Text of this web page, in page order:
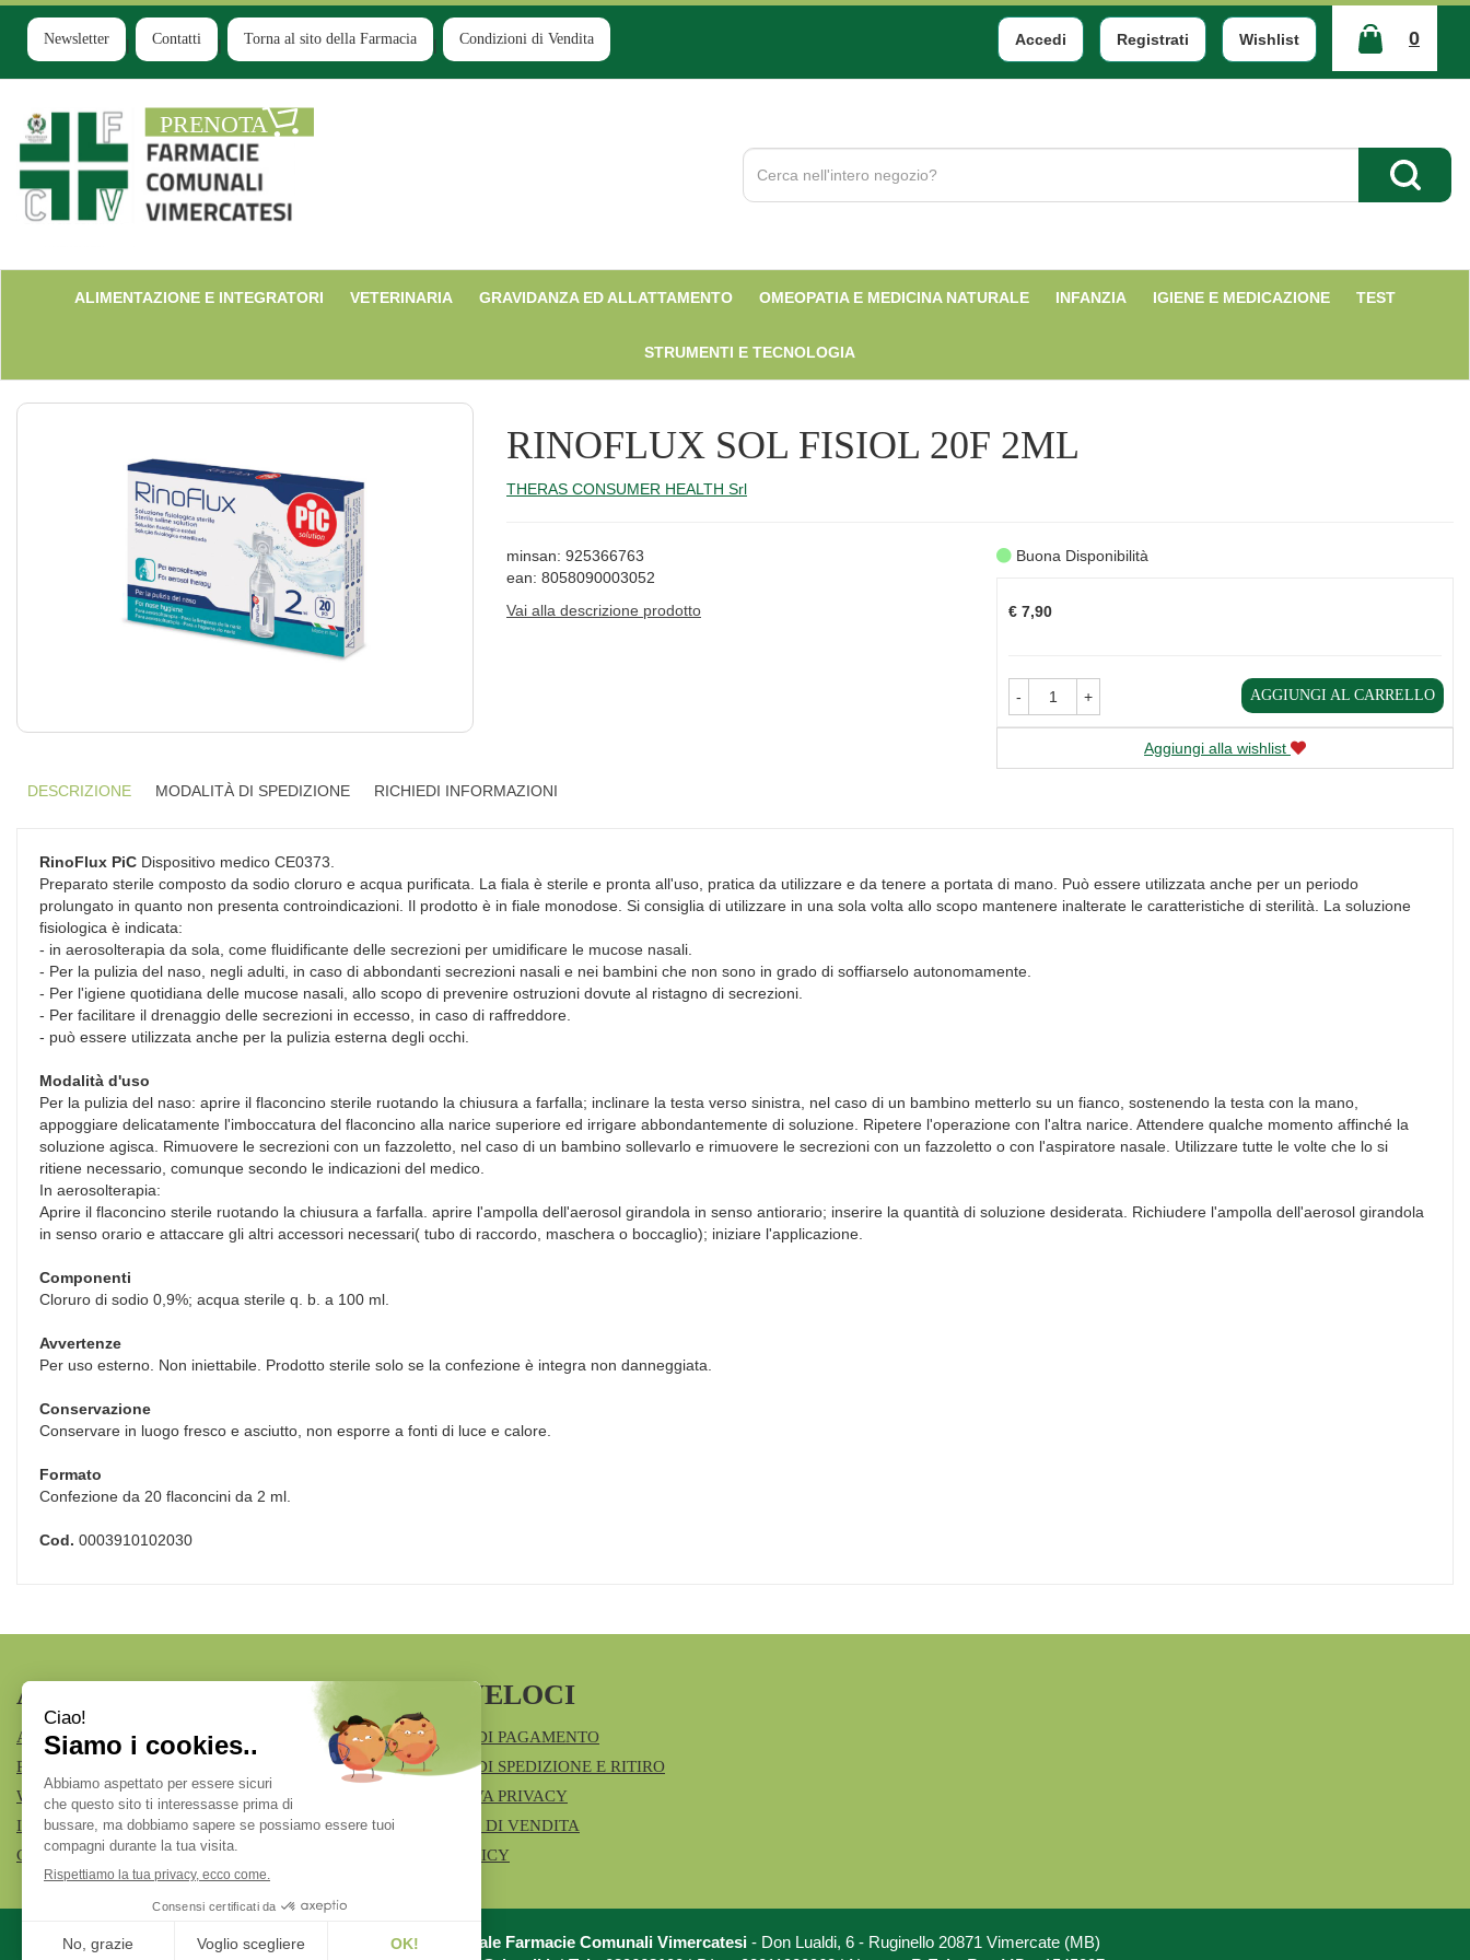
Passa
contenuto
principale
Newsletter Contatti Torna al sito della Farmacia Condizioni di Vendita Accedi Registrati Wishlist 0
ARTICOLI
INSERITI
Farmacia
Comunale
Cerca
Prodotto
Cerca
ALIMENTAZIONE E INTEGRATORI VETERINARIA GRAVIDANZA ED ALLATTAMENTO OMEOPATIA E MEDICINA NATURALE INFANZIA IGIENE E MEDICAZIONE TEST
STRUMENTI E TECNOLOGIA
RINOFLUX SOL FISIOL 20F 2ML
THERAS CONSUMER HEALTH Srl
minsan: 925366763
ean: 8058090003052
Vai alla descrizione prodotto
Buona Disponibilità
€ 7,90
- + AGGIUNGI AL CARRELLO
Aggiungi alla wishlist
DESCRIZIONE MODALITÀ DI SPEDIZIONE RICHIEDI INFORMAZIONI
RinoFlux PiC Dispositivo medico CE0373.
Preparato sterile composto da sodio cloruro e acqua purificata. La fiala è sterile e pronta all'uso, pratica da utilizzare e da tenere a portata di mano. Può essere utilizzata anche per un periodo
prolungato in quanto non presenta controindicazioni. Il prodotto è in fiale monodose. Si consiglia di utilizzare in una sola volta allo scopo mantenere inalterate le caratteristiche di sterilità. La soluzione
fisiologica è indicata:
- in aerosolterapia da sola, come fluidificante delle secrezioni per umidificare le mucose nasali.
- Per la pulizia del naso, negli adulti, in caso di abbondanti secrezioni nasali e nei bambini che non sono in grado di soffiarselo autonomamente.
- Per l'igiene quotidiana delle mucose nasali, allo scopo di prevenire ostruzioni dovute al ristagno di secrezioni.
- Per facilitare il drenaggio delle secrezioni in eccesso, in caso di raffreddore.
- può essere utilizzata anche per la pulizia esterna degli occhi.
Modalità d'uso
Per la pulizia del naso: aprire il flaconcino sterile ruotando la chiusura a farfalla; inclinare la testa verso sinistra, nel caso di un bambino metterlo su un fianco, sostenendo la testa con la mano,
appoggiare delicatamente l'imboccatura del flaconcino alla narice superiore ed irrigare abbondantemente di soluzione. Ripetere l'operazione con l'altra narice. Attendere qualche momento affinché la
soluzione agisca. Rimuovere le secrezioni con un fazzoletto, nel caso di un bambino sollevarlo e rimuovere le secrezioni con un fazzoletto o con l'aspiratore nasale. Utilizzare tutte le volte che lo si
ritiene necessario, comunque secondo le indicazioni del medico.
In aerosolterapia:
Aprire il flaconcino sterile ruotando la chiusura a farfalla. aprire l'ampolla dell'aerosol girandola in senso antiorario; inserire la quantità di soluzione desiderata. Richiudere l'ampolla dell'aerosol girandola
in senso orario e attaccare gli altri accessori necessari( tubo di raccordo, maschera o boccaglio); iniziare l'applicazione.
Componenti
Cloruro di sodio 0,9%; acqua sterile q. b. a 100 ml.
Avvertenze
Per uso esterno. Non iniettabile. Prodotto sterile solo se la confezione è integra non danneggiata.
Conservazione
Conservare in luogo fresco e asciutto, non esporre a fonti di luce e calore.
Formato
Confezione da 20 flaconcini da 2 ml.
Cod. 0003910102030
AREA UTENTE
ACCEDI
REGISTRATI
WISHLIST
ISCRIZIONE ALLA NEWSLETTER
CONTATTI
LINK VELOCI
MODALITÀ DI PAGAMENTO
MODALITÀ DI SPEDIZIONE E RITIRO
INFORMATIVA PRIVACY
CONDIZIONI DI VENDITA
COOKIE POLICY
Azienda Speciale Farmacie Comunali Vimercatesi - Don Lualdi, 6 - Ruginello 20871 Vimercate (MB)